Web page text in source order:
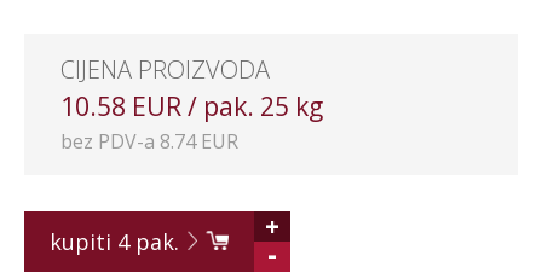
CIJENA PROIZVODA
10.58 EUR / pak. 25 kg
bez PDV-a 8.74 EUR
kupiti 4pak.
+
-